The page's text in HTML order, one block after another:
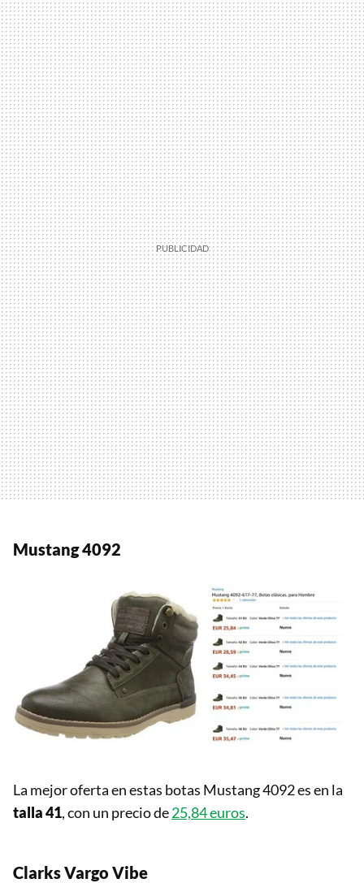
Mustang 4092
La mejor oferta en estas botas Mustang 4092 es en la
talla 41, con un precio de25,84 euros.
Clarks Vargo Vibe